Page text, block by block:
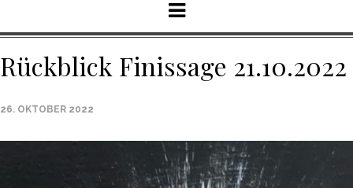
Menu
Rückblick Finissage 21.10.2022
26. OKTOBER 2022